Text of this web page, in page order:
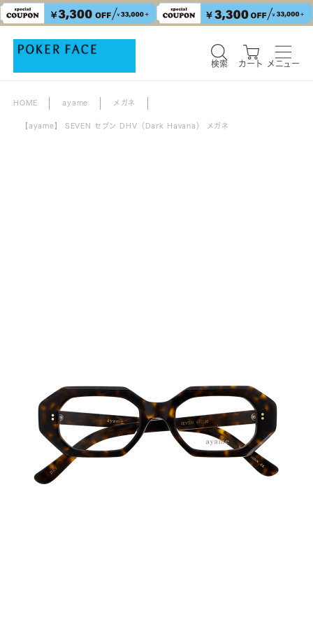
検索 カート メニュー
HOME ayame メガネ
【ayame】 SEVEN セブン DHV（Dark Havana） メガネ